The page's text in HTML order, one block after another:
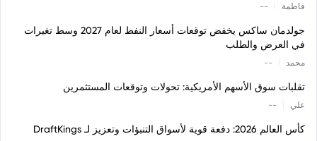
فاطمة --
جولدمان ساكس يخفض توقعات أسعار النفط لعام 2027 وسط تغيرات
في العرض والطلب
محمد --
تقلبات سوق الأسهم الأمريكية: تحولات وتوقعات المستثمرين
علي --
كأس العالم 2026: دفعة قوية لأسواق التنبؤات وتعزيز لـ DraftKings